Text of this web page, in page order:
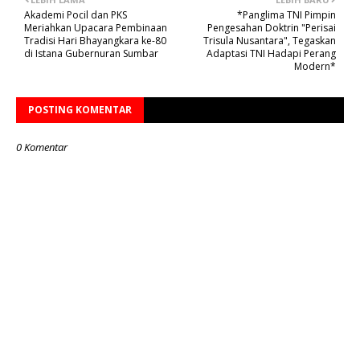
*Panglima TNI Pimpin
Pengesahan Doktrin "Perisai
Trisula Nusantara", Tegaskan
Adaptasi TNI Hadapi Perang
Modern*
Akademi Pocil dan PKS
Meriahkan Upacara Pembinaan
Tradisi Hari Bhayangkara ke-80
di Istana Gubernuran Sumbar
POSTING KOMENTAR
0 Komentar